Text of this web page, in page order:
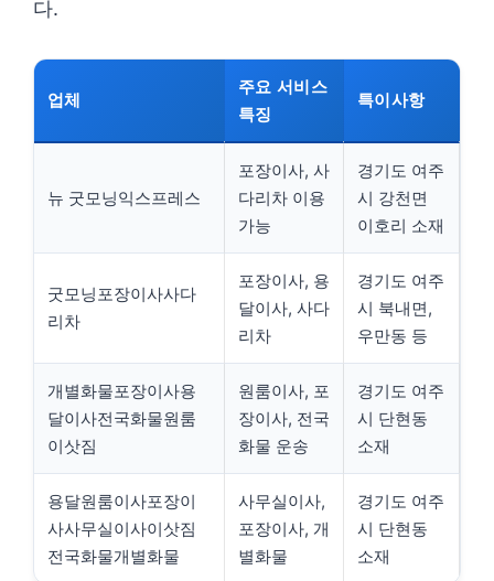
다.
업체
주요 서비스
특징
특이사항
뉴 굿모닝익스프레스
포장이사, 사
다리차 이용
가능
경기도 여주
시 강천면
이호리 소재
굿모닝포장이사사다
리차
포장이사, 용
달이사, 사다
리차
경기도 여주
시 북내면,
우만동 등
개별화물포장이사용
달이사전국화물원룸
이삿짐
원룸이사, 포
장이사, 전국
화물 운송
경기도 여주
시 단현동
소재
용달원룸이사포장이
사사무실이사이삿짐
전국화물개별화물
사무실이사,
포장이사, 개
별화물
경기도 여주
시 단현동
소재